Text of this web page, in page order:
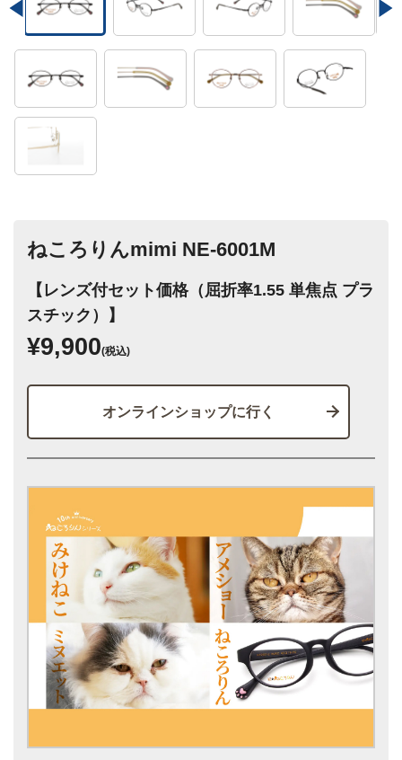
ねころりんmimi NE-6001M
【レンズ付セット価格（屈折率1.55 単焦点 プラ
スチック）】
¥9,900(税込)
オンラインショップに行く